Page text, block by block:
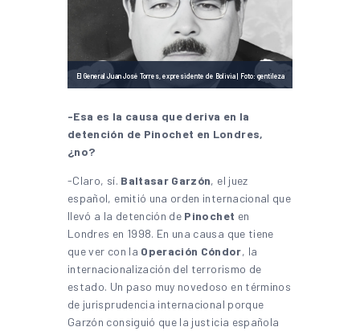
El General Juan José Torres, expresidente de Bolivia | Foto: gentileza
-Esa es la causa que deriva en la
detención de Pinochet en Londres,
¿no?
-Claro, sí. Baltasar Garzón, el juez
español, emitió una orden internacional que
llevó a la detención de Pinochet en
Londres en 1998. En una causa que tiene
que ver con la Operación Cóndor, la
internacionalización del terrorismo de
estado. Un paso muy novedoso en términos
de jurisprudencia internacional porque
Garzón consiguió que la justicia española